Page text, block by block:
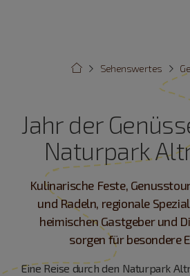
Sehenswertes
Jahr der
Naturpark
Kulinarische Feste,
und Radeln, regionale
heimischen Gastgeber und
sorgen für besondere
Eine Reise durch den Naturpark